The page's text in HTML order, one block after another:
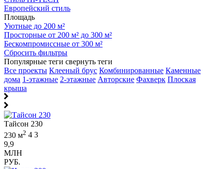
Европейский стиль
Площадь
Уютные до 200 м²
Просторные от 200 м² до 300 м²
Бескомпромиссные от 300 м²
Сбросить фильтры
Популярные теги свернуть теги
Все проекты Клееный брус Комбинированные Каменные
дома 1-этажные 2-этажные Авторские Фахверк Плоская
крыша
Тайсон 230
230 м2 4 3
9,9
МЛН
РУБ.